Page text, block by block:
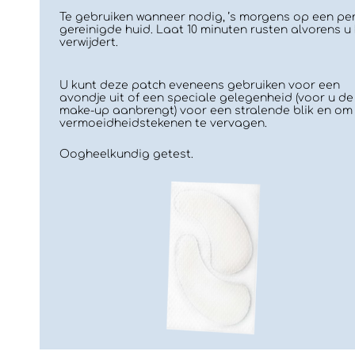
Te gebruiken wanneer nodig, ’s morgens op een
gereinigde huid. Laat 10 minuten rusten alvorens u
verwijdert.
U kunt deze patch eveneens gebruiken voor een
avondje uit of een speciale gelegenheid (voor u de
make-up aanbrengt) voor een stralende blik en om
vermoeidheidstekenen te vervagen.
Oogheelkundig getest.